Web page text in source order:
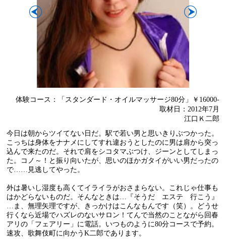
体験コース：「スタンダード・オイルマッサージ80分」￥16000-
取材日：2012年7月
江口Ｋ二郎
今日は朝からツイてない日だ。駅で若い男と思いきりぶつかった。
こっちは身体をナナメにしてすれ違おうとしたのに男は肩から突っ
込んで来たのだ。それで肩をシコタマぶつけ、ジーンとしてしまっ
た。コノ～！と振り向いたが、思いのほかガタイがいい男だったの
で……見逃してやった。
外は暑いし湿度も高くてイライラがおさまらない。これじゃ仕事も
はかどらないものだ。そんなときは…『そうだ エステ 行こう』
…ま、無理矢理ですが、きっかけはこんなもんです（笑）。どうせ
行くなら近場でハズレのないサロン！てんで当然のことながら回春
アリの「フェアリー」に電話。いつものように80分コースで予約。
速攻、歌舞伎町に向かうK二郎であります。